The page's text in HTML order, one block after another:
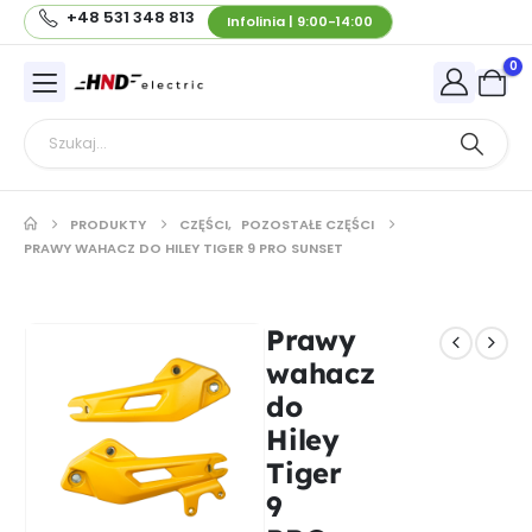
+48 531 348 813 Infolinia | 9:00-14:00
0
PRODUKTY CZĘŚCI, POZOSTAŁE CZĘŚCI
PRAWY WAHACZ DO HILEY TIGER 9 PRO SUNSET
Prawy
wahacz
do
Hiley
Tiger
9